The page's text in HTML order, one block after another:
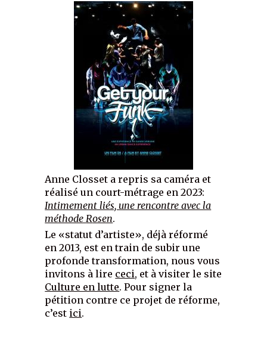
Anne Closset a repris sa caméra et
réalisé un court-métrage en 2023:
Intimement liés, une rencontre avec la
méthode Rosen.
Le «statut d’artiste», déjà réformé
en 2013, est en train de subir une
profonde transformation, nous vous
invitons à lire ceci, et à visiter le site
Culture en lutte. Pour signer la
pétition contre ce projet de réforme,
c’est ici.